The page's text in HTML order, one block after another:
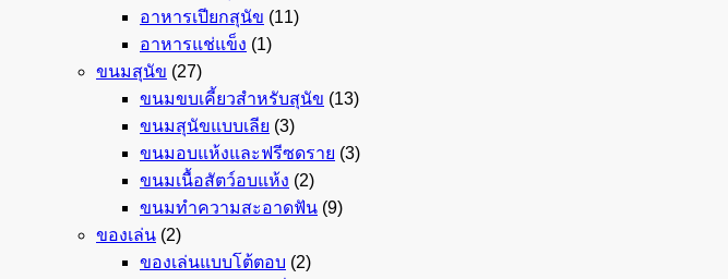
อาหารเปียกสุนัข (11)
อาหารแช่แข็ง (1)
ขนมสุนัข (27)
ขนมขบเคี้ยวสำหรับสุนัข (13)
ขนมสุนัขแบบเลีย (3)
ขนมอบแห้งและฟรีซดราย (3)
ขนมเนื้อสัตว์อบแห้ง (2)
ขนมทำความสะอาดฟัน (9)
ของเล่น (2)
ของเล่นแบบโต้ตอบ (2)